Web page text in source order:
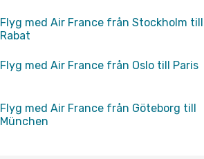
Flyg med Air France från Stockholm till
Rabat
Flyg med Air France från Oslo till Paris
Flyg med Air France från Göteborg till
München